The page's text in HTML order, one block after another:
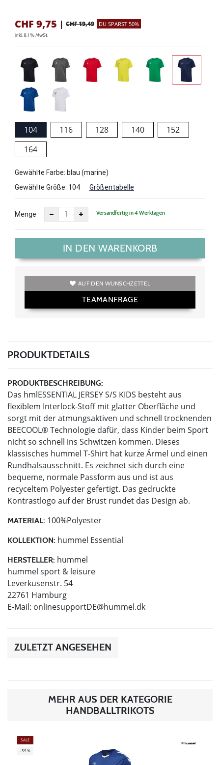
CHF 9,75 | CHF 19,49 DU SPARST 50%
inkl. 8.1 % MwSt.
104 116 128 140
152
164
Gewählte Farbe: blau (marine)
Gewählte Größe: 104 Größentabelle
Menge Versandfertig in 4 Werktagen
IN DEN WARENKORB
AUF DEN WUNSCHZETTEL
TEAMANFRAGE
PRODUKTDETAILS
PRODUKTBESCHREIBUNG:
Das hmlESSENTIAL JERSEY S/S KIDS besteht aus
flexiblem Interlock-Stoff mit glatter Oberfläche und
sorgt mit der atmungsaktiven und schnell trocknenden
BEECOOL® Technologie dafür, dass Kinder beim Sport
nicht so schnell ins Schwitzen kommen. Dieses
klassisches hummel T-Shirt hat kurze Ärmel und einen
Rundhalsausschnitt. Es zeichnet sich durch eine
bequeme, normale Passform aus und ist aus
recyceltem Polyester gefertigt. Das gedruckte
Kontrastlogo auf der Brust rundet das Design ab.
MATERIAL: 100%Polyester
KOLLEKTION: hummel Essential
HERSTELLER: hummel
hummel sport & leisure
Leverkusenstr. 54
22761 Hamburg
E-Mail: onlinesupportDE@hummel.dk
ZULETZT ANGESEHEN
MEHR AUS DER KATEGORIE
HANDBALLTRIKOTS
SALE
-55%